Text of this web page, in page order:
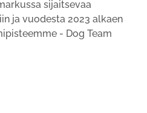
sijaitsevaa
ja vuodesta 2023 alkaen
- Dog Team